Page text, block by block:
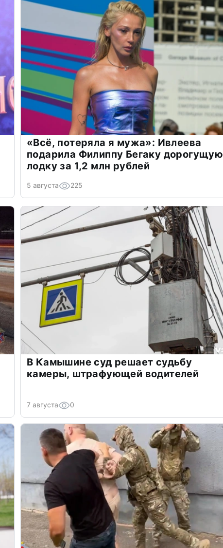
«Всё, потеряла я мужа»: Ивлеева
подарила Филиппу Бегаку дорогущую
лодку за 1,2 млн рублей
5 августа 225
В Камышине суд решает судьбу
камеры, штрафующей водителей
7 августа 0